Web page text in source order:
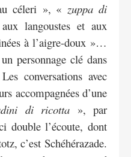
céleri », « zuppa di
langoustes et aux
à l’aigre-doux »…
personnage clé dans
conversations avec
accompagnées d’une
di ricotta», par
double l’écoute, dont
c’est Schéhérazade.